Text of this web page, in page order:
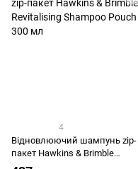
4
Відновлюючий шампунь zip-
пакет Hawkins & Brimble
Revitalising Shampoo Pouch 300